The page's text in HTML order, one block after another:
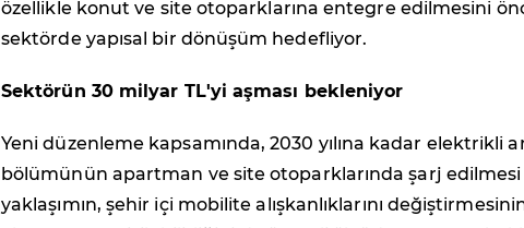
özellikle konut ve site otoparklarına entegre edilmesini
sektörde yapısal bir dönüşüm hedefliyor.
Sektörün 30 milyar TL'yi aşması bekleniyor
Yeni düzenleme kapsamında, 2030 yılına kadar elektrikli
bölümünün apartman ve site otoparklarında şarj
yaklaşımın, şehir içi mobilite alışkanlıklarını